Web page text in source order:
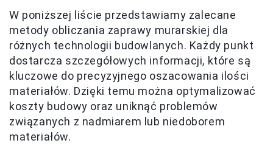
W poniższej liście przedstawiamy zalecane
metody obliczania zaprawy murarskiej dla
różnych technologii budowlanych. Każdy punkt
dostarcza szczegółowych informacji, które są
kluczowe do precyzyjnego oszacowania ilości
materiałów. Dzięki temu można optymalizować
koszty budowy oraz uniknąć problemów
związanych z nadmiarem lub niedoborem
materiałów.